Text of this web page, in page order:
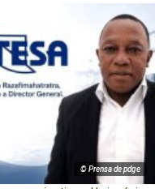
© Prensa de pdge